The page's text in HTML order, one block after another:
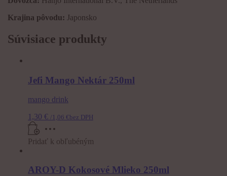
Krajina pôvodu: Japonsko
Súvisiace produkty
Jefi Mango Nektár 250ml
mango drink
1,30 € / 1,06 €bez DPH
Pridať k obľubéným
AROY-D Kokosové Mlieko 250ml